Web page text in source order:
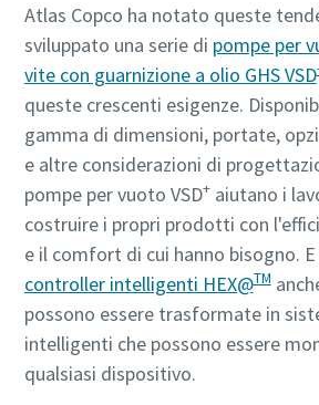
Atlas Copco ha notato queste
sviluppato una serie di pompe per
vite con guarnizione a olio GHS VSD
queste crescenti esigenze.
gamma di dimensioni, portate,
e altre considerazioni di
pompe per vuoto VSD+aiutano i
costruire i propri prodotti con
e il comfort di cui hanno bisogno.
controller intelligenti HEX@TM
possono essere trasformate in
intelligenti che possono essere
qualsiasi dispositivo.